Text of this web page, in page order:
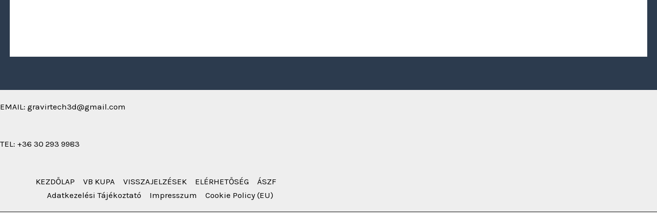
EMAIL: gravirtech3d@gmail.com
TEL: +36 30 293 9983
KEZDŐLAP VB KUPA VISSZAJELZÉSEK ELÉRHETŐSÉG
ÁSZF
Adatkezelési Tájékoztató
Impresszum Cookie Policy (EU)